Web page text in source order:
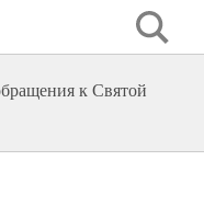
к Святой